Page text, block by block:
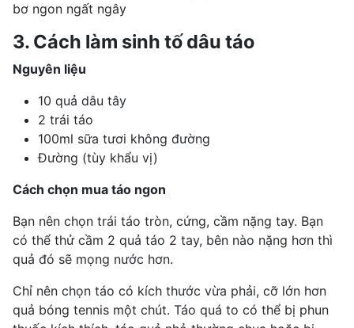
bơ ngon ngất ngây
3. Cách làm sinh tố dâu táo
Nguyên liệu
10 quả dâu tây
2 trái táo
100ml sữa tươi không đường
Đường (tùy khẩu vị)
Cách chọn mua táo ngon
Bạn nên chọn trái táo tròn, cứng, cầm nặng tay. Bạn
có thể thử cầm 2 quả táo 2 tay, bên nào nặng hơn thì
quả đó sẽ mọng nước hơn.
Chỉ nên chọn táo có kích thước vừa phải, cỡ lớn hơn
quả bóng tennis một chút. Táo quá to có thể bị phun